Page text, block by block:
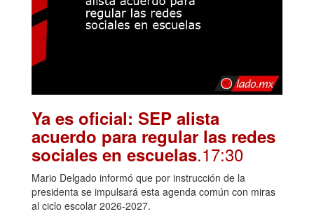
Ya es oficial: SEP alista
acuerdo para regular las redes
sociales en escuelas.17:30
Mario Delgado informó que por instrucción de la
presidenta se impulsará esta agenda común con miras
al ciclo escolar 2026-2027.